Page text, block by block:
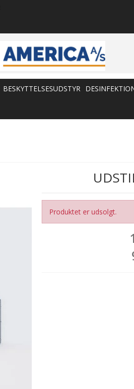
BESKYTTELSESUDSTYR
Produktet er udsolgt.